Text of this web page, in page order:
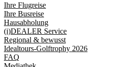
Ihre Flugreise
Ihre Busreise
Hausabholung
(i)DEALER Service
Regional & bewusst
Idealtours-Golftrophy 2026
FAQ